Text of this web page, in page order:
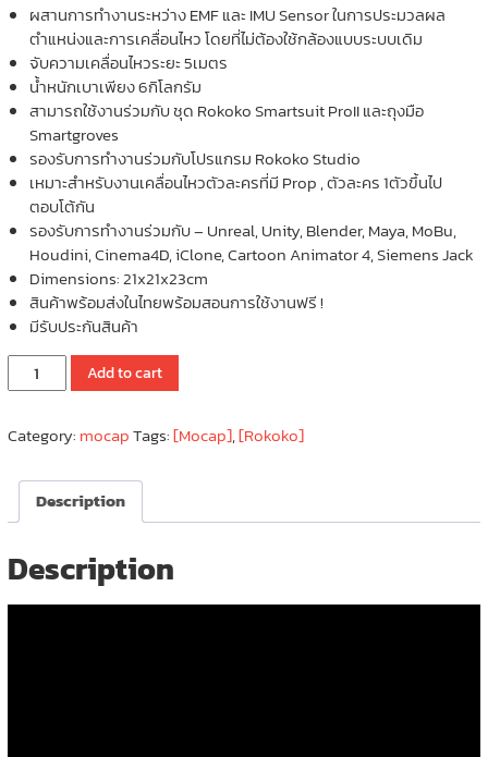
ผสานการทำงานระหว่าง EMF และ IMU Sensor ในการประมวลผล
ตำแหน่งและการเคลื่อนไหว โดยที่ไม่ต้องใช้กล้องแบบระบบเดิม
จับความเคลื่อนไหวระยะ 5เมตร
น้ำหนักเบาเพียง 6กิโลกรัม
สามารถใช้งานร่วมกับ ชุด Rokoko Smartsuit ProII และถุงมือ
Smartgroves
รองรับการทำงานร่วมกับโปรแกรม Rokoko Studio
เหมาะสำหรับงานเคลื่อนไหวตัวละครที่มี Prop , ตัวละคร 1ตัวขึ้นไป
ตอบโต้กัน
รองรับการทำงานร่วมกับ – Unreal, Unity, Blender, Maya, MoBu,
Houdini, Cinema4D, iClone, Cartoon Animator 4, Siemens Jack
Dimensions: 21x21x23cm
สินค้าพร้อมส่งในไทยพร้อมสอนการใช้งานฟรี !
มีรับประกันสินค้า
Rokoko
COIL
|
สำหรับ
ตรวจ
ความ
เคลื่อนไหว
Motion
Add to cart
Category: mocapTags:[Mocap],[Rokoko]
Description
Description